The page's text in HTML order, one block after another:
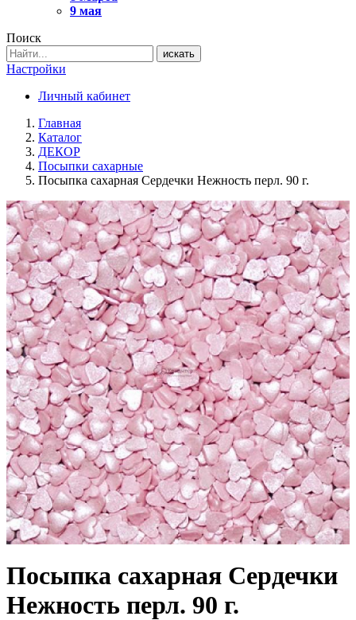
9 мая
Поиск
искать
Настройки
Личный кабинет
Главная
Каталог
ДЕКОР
Посыпки сахарные
Посыпка сахарная Сердечки Нежность перл. 90 г.
Посыпка сахарная Сердечки
Нежность перл. 90 г.